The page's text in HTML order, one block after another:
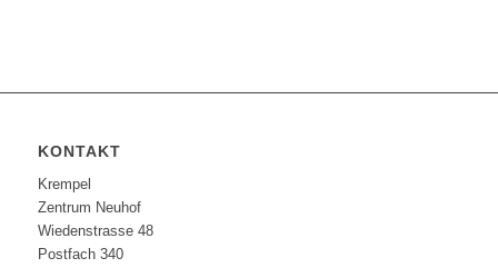
KONTAKT
Krempel
Zentrum Neuhof
Wiedenstrasse 48
Postfach 340